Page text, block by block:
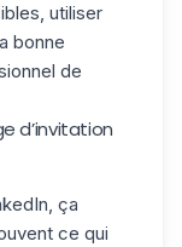
utiliser
bonne
de
d’invitation
ça
ce qui